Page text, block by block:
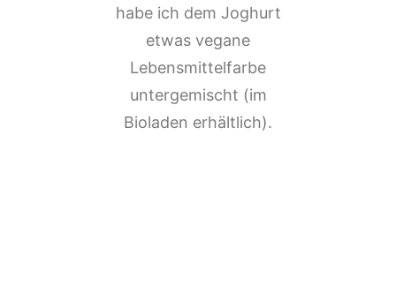
habe ich dem Joghurt
etwas vegane
Lebensmittelfarbe
untergemischt (im
Bioladen erhältlich).